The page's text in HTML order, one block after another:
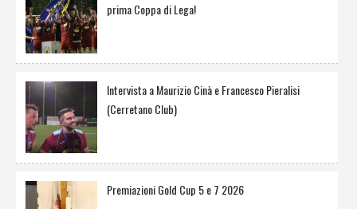
prima Coppa di Lega!
Intervista a Maurizio Cinà e Francesco Pieralisi
(Cerretano Club)
Premiazioni Gold Cup 5 e 7 2026